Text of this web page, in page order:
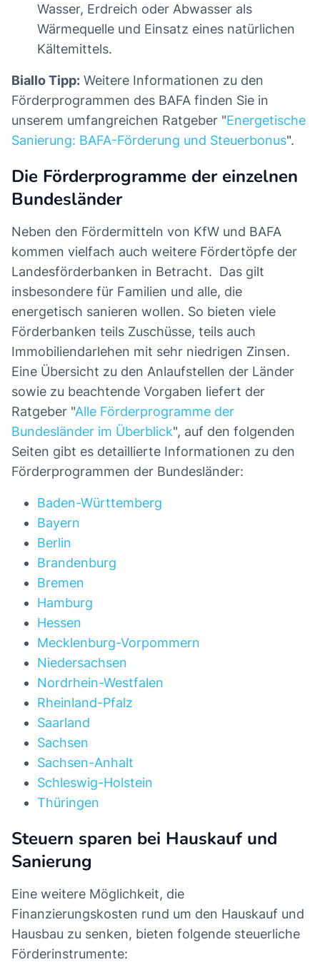
Wasser, Erdreich oder Abwasser als
Wärmequelle und Einsatz eines natürlichen
Kältemittels.
Biallo Tipp: Weitere Informationen zu den
Förderprogrammen des BAFA finden Sie in
unserem umfangreichen Ratgeber "Energetische
Sanierung: BAFA-Förderung und Steuerbonus".
Die Förderprogramme der einzelnen
Bundesländer
Neben den Fördermitteln von KfW und BAFA
kommen vielfach auch weitere Fördertöpfe der
Landesförderbanken in Betracht. Das gilt
insbesondere für Familien und alle, die
energetisch sanieren wollen. So bieten viele
Förderbanken teils Zuschüsse, teils auch
Immobiliendarlehen mit sehr niedrigen Zinsen.
Eine Übersicht zu den Anlaufstellen der Länder
sowie zu beachtende Vorgaben liefert der
Ratgeber "Alle Förderprogramme der
Bundesländer im Überblick", auf den folgenden
Seiten gibt es detaillierte Informationen zu den
Förderprogrammen der Bundesländer:
Baden-Württemberg
Bayern
Berlin
Brandenburg
Bremen
Hamburg
Hessen
Mecklenburg-Vorpommern
Niedersachsen
Nordrhein-Westfalen
Rheinland-Pfalz
Saarland
Sachsen
Sachsen-Anhalt
Schleswig-Holstein
Thüringen
Steuern sparen bei Hauskauf und
Sanierung
Eine weitere Möglichkeit, die
Finanzierungskosten rund um den Hauskauf und
Hausbau zu senken, bieten folgende steuerliche
Förderinstrumente: